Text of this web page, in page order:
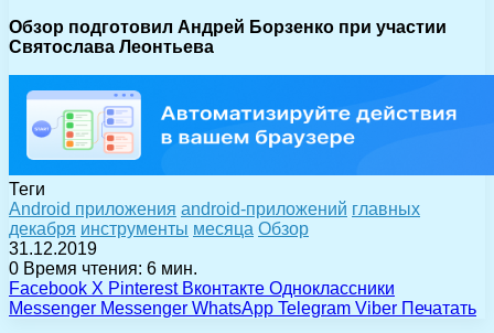
Обзор подготовил Андрей Борзенко при участии
Святослава Леонтьева
Теги
Android приложения android-приложений главных
декабря инструменты месяца Обзор
31.12.2019
0 Время чтения: 6 мин.
Facebook X Pinterest Вконтакте Одноклассники
Messenger Messenger WhatsApp Telegram Viber Печатать